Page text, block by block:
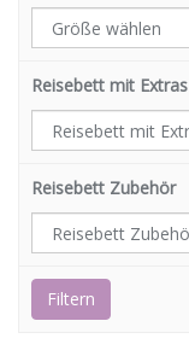
Reisebett mit Extras
Reisebett Zubehör
Filtern